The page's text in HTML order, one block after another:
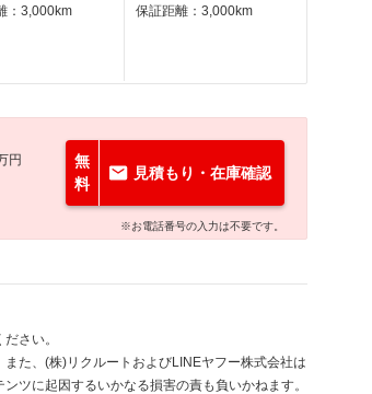
：3,000km
保証距離：3,000km
円
無
料
見積もり・在庫確認
※お電話番号の入力は不要です。
さい。
た、(株)リクルートおよびLINEヤフー株式会社は
ツに起因するいかなる損害の責も負いかねます。